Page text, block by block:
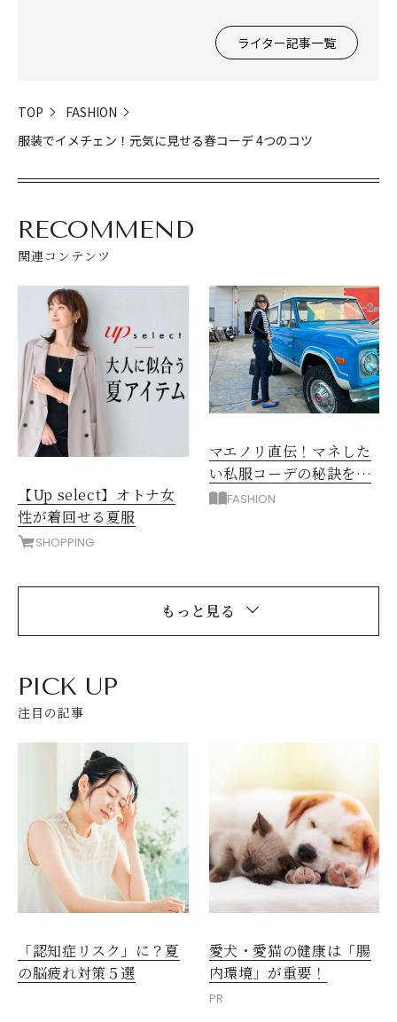
ライター記事一覧
TOP
FASHION
服装でイメチェン！元気に見せる春コーデ 4つのコツ
RECOMMEND
関連コンテンツ
【Up select】オトナ女
性が着回せる夏服
SHOPPING
マエノリ直伝！マネした
い私服コーデの秘訣を大
解剖FASHION
もっと見る
PICK UP
注目の記事
「認知症リスク」に？夏
の脳疲れ対策５選
愛犬・愛猫の健康は「腸
内環境」が重要！
PR